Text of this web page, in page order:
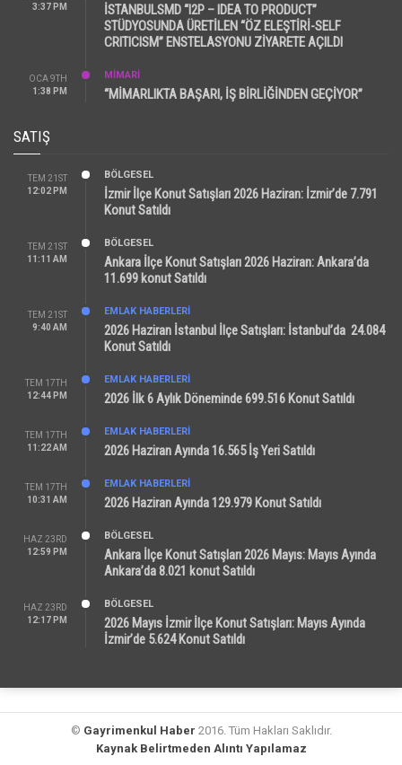
3:37 PM
İSTANBULSMD “I2P – IDEA TO PRODUCT”
STÜDYOSUNDA ÜRETİLEN “ÖZ ELEŞTİRİ-SELF
CRITICISM” ENSTELASYONU ZİYARETE AÇILDI
OCA 9TH
1:38 PM
MİMARİ
“MİMARLIKTA BAŞARI, İŞ BİRLİĞİNDEN GEÇİYOR”
SATIŞ
TEM 21ST
12:02 PM
BÖLGESEL
İzmir İlçe Konut Satışları 2026 Haziran: İzmir’de 7.791
Konut Satıldı
TEM 21ST
11:11 AM
BÖLGESEL
Ankara İlçe Konut Satışları 2026 Haziran: Ankara’da
11.699 konut Satıldı
TEM 21ST
9:40 AM
EMLAK HABERLERI
2026 Haziran İstanbul İlçe Satışları: İstanbul’da 24.084
Konut Satıldı
TEM 17TH
12:44 PM
EMLAK HABERLERI
2026 İlk 6 Aylık Döneminde 699.516 Konut Satıldı
TEM 17TH
11:22 AM
EMLAK HABERLERI
2026 Haziran Ayında 16.565 İş Yeri Satıldı
TEM 17TH
10:31 AM
EMLAK HABERLERI
2026 Haziran Ayında 129.979 Konut Satıldı
HAZ 23RD
12:59 PM
BÖLGESEL
Ankara İlçe Konut Satışları 2026 Mayıs: Mayıs Ayında
Ankara’da 8.021 konut Satıldı
HAZ 23RD
12:17 PM
BÖLGESEL
2026 Mayıs İzmir İlçe Konut Satışları: Mayıs Ayında
İzmir’de 5.624 Konut Satıldı
© Gayrimenkul Haber 2016. Tüm Hakları Saklıdır.
Kaynak Belirtmeden Alıntı Yapılamaz